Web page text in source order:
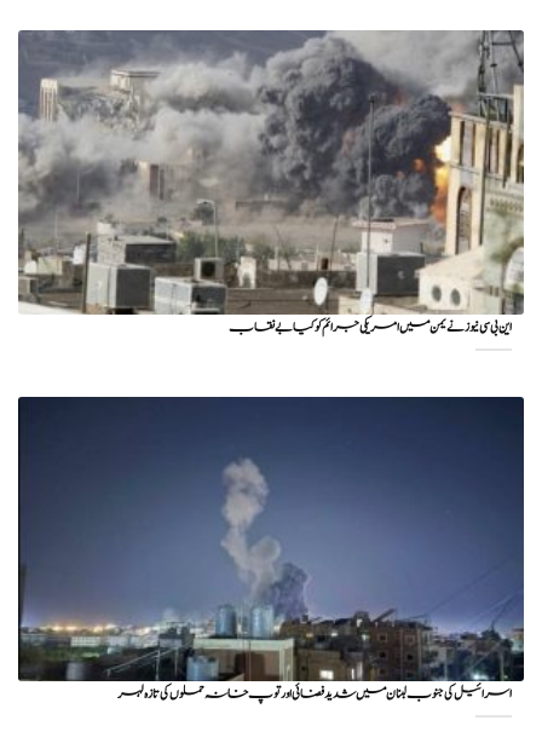
این بی سی نیوز نے یمن میں امریکی جرائم کو کیا بے نقاب
اسرائیل کی جنوب لبنان میں شدید فضائی اور توپ خانہ حملوں کی تازہ لہر